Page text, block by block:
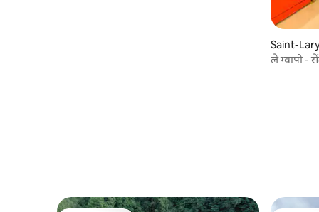
Saint-
ले ग्वापो -